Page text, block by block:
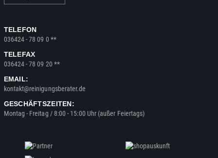
TELEFON
036424 - 78 09 0 **
TELEFAX
036424 - 78 09 20 **
EMAIL:
kontakt@reinigungsberater.de
GESCHÄFTSZEITEN:
Montag - Freitag / 8:00 - 15:00 Uhr (außer Feiertags)